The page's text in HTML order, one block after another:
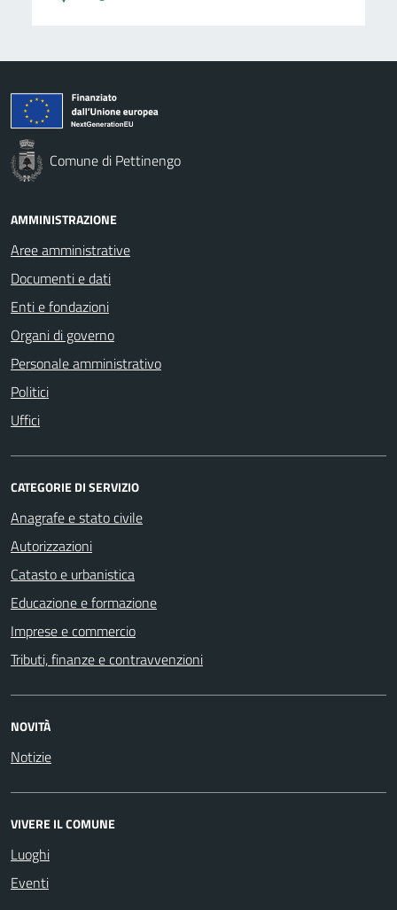
Comune di Pettinengo
AMMINISTRAZIONE
Aree amministrative
Documenti e dati
Enti e fondazioni
Organi di governo
Personale amministrativo
Politici
Uffici
CATEGORIE DI SERVIZIO
Anagrafe e stato civile
Autorizzazioni
Catasto e urbanistica
Educazione e formazione
Imprese e commercio
Tributi, finanze e contravvenzioni
NOVITÀ
Notizie
VIVERE IL COMUNE
Luoghi
Eventi